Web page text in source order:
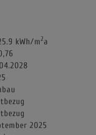
kWh/m2a
2025